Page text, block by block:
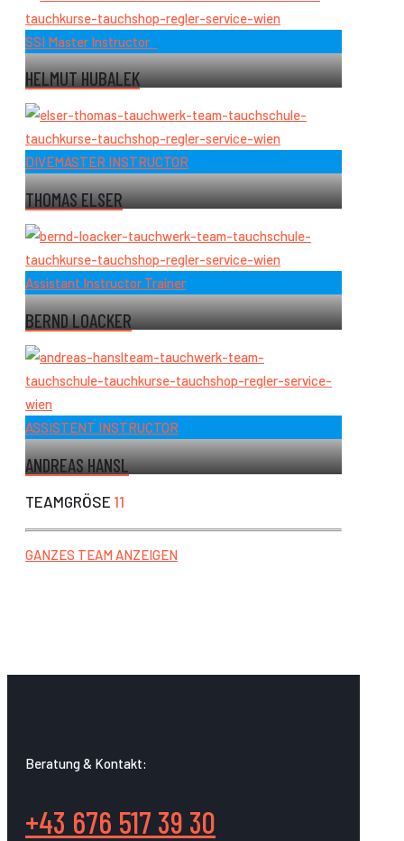
SSI Master Instructor
HELMUT HUBALEK
DIVEMASTER INSTRUCTOR
THOMAS ELSER
Assistant Instructor Trainer
BERND LOACKER
ASSISTENT INSTRUCTOR
ANDREAS HANSL
TEAMGRÖSE 11
GANZES TEAM ANZEIGEN
Beratung & Kontakt:
+43 676 517 39 30